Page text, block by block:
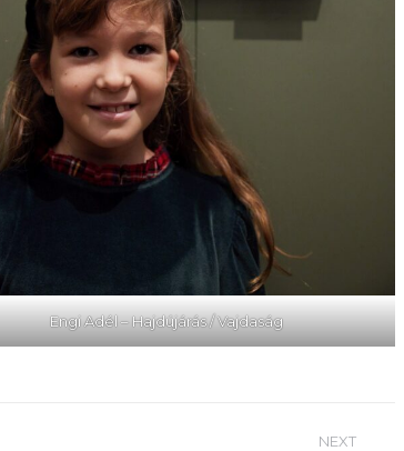
Engi Adél – Hajdújárás / Vajdaság
NEXT